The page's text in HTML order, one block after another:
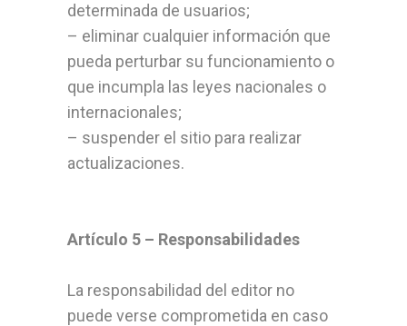
determinada de usuarios;
– eliminar cualquier información que
pueda perturbar su funcionamiento o
que incumpla las leyes nacionales o
internacionales;
– suspender el sitio para realizar
actualizaciones.
Artículo 5 – Responsabilidades
La responsabilidad del editor no
puede verse comprometida en caso